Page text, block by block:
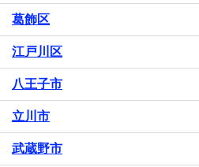
葛飾区
江戸川区
八王子市
立川市
武蔵野市